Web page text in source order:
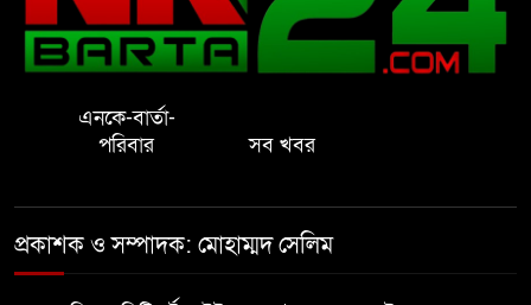
নোয়াখালীতে ইসলামী মহা-সমাবেশ
সফল করতে মতবিনিময় সভা
হাতে ধর্ষণের শিকার স্কুলছাত্রী
গভীর রাতে চাচীর ঘরে ভাতিজা,
পুরুষাঙ্গ কেটে উধাও চাচী
এনকে-বার্তা-
পরিবার
সব খবর
প্রকাশক ও সম্পাদক: মোহাম্মদ সেলিম